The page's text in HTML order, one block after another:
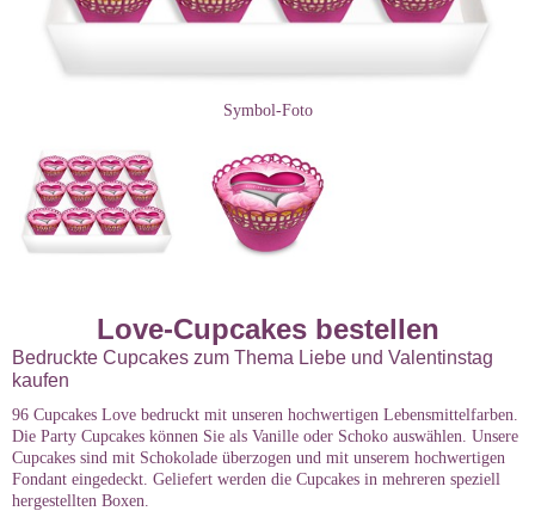
Symbol-Foto
Love-Cupcakes bestellen
Bedruckte Cupcakes zum Thema Liebe und Valentinstag
kaufen
96 Cupcakes Love bedruckt mit unseren hochwertigen Lebensmittelfarben.
Die Party Cupcakes können Sie als Vanille oder Schoko auswählen. Unsere
Cupcakes sind mit Schokolade überzogen und mit unserem hochwertigen
Fondant eingedeckt. Geliefert werden die Cupcakes in mehreren speziell
hergestellten Boxen.